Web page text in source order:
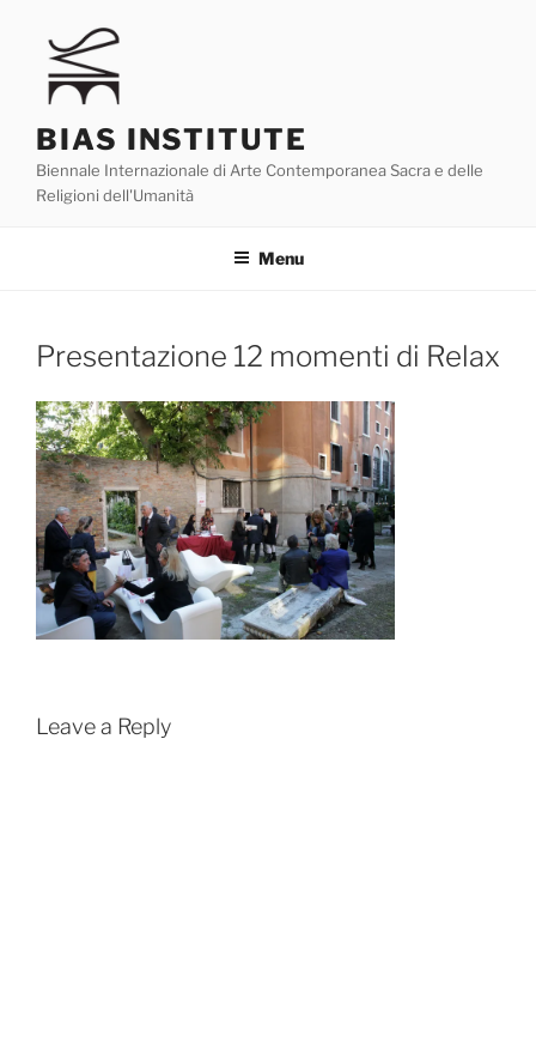
content
BIAS INSTITUTE
Biennale Internazionale di Arte Contemporanea Sacra e delle
Religioni dell'Umanità
Menu
Presentazione 12 momenti di Relax
Leave a Reply